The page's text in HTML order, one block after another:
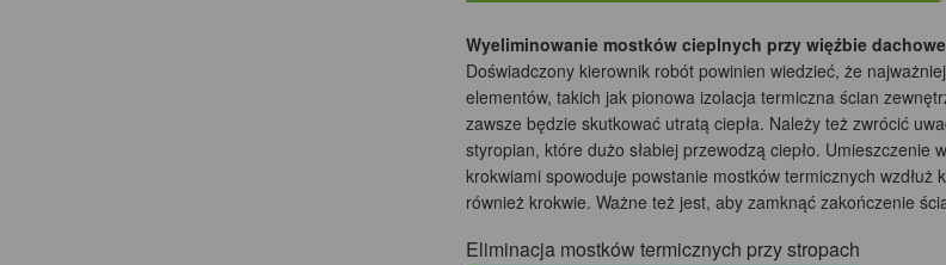
Wyeliminowanie mostków cieplnych przy więźbie
Doświadczony kierownik robót powinien wiedzieć, że
elementów, takich jak pionowa izolacja termiczna ścian
zawsze będzie skutkować utratą ciepła. Należy też zwrócić
styropian, które dużo słabiej przewodzą ciepło. Umieszczenie
krokwiami spowoduje powstanie mostków termicznych
również krokwie. Ważne też jest, aby zamknąć zakończenie
Eliminacja mostków termicznych przy stropach